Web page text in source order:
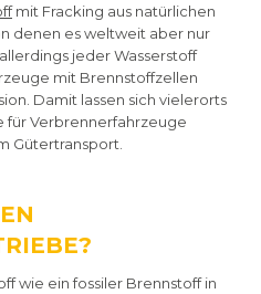
mit Fracking aus natürlichen
denen es weltweit aber nur
jeder Wasserstoff
mit Brennstoffzellen
Damit lassen sich vielerorts
Verbrennerfahrzeuge
Gütertransport.
wie ein fossiler Brennstoff in